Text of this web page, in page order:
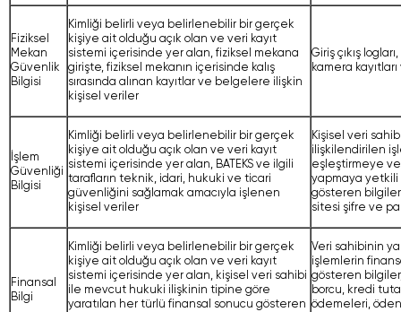
Fiziksel
Mekan
Güvenlik
Bilgisi
Kimliği belirli veya belirlenebilir bir gerçek
kişiye ait olduğu açık olan ve veri kayıt
sistemi içerisinde yer alan, fiziksel mekana
girişte, fiziksel mekanın içerisinde kalış
sırasında alınan kayıtlar ve belgelere ilişkin
kişisel veriler
Giriş çıkış
kamera kayıtları
İşlem
Güvenliği
Bilgisi
Kimliği belirli veya belirlenebilir bir gerçek
kişiye ait olduğu açık olan ve veri kayıt
sistemi içerisinde yer alan, BATEKS ve ilgili
tarafların teknik, idari, hukuki ve ticari
güvenliğini sağlamak amacıyla işlenen
kişisel veriler
Kişisel veri
ilişkilendirilen
eşleştirmeye
yapmaya yetkili
gösteren
sitesi şifre ve
Finansal
Bilgi
Kimliği belirli veya belirlenebilir bir gerçek
kişiye ait olduğu açık olan ve veri kayıt
sistemi içerisinde yer alan, kişisel veri sahibi
ile mevcut hukuki ilişkinin tipine göre
yaratılan her türlü finansal sonucu gösteren
Veri sahibinin
işlemlerin
gösteren
borcu, kredi
ödemeleri,